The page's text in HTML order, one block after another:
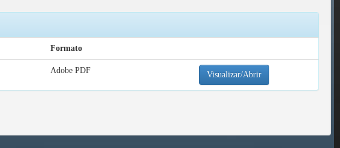
Formato
Adobe PDF Visualizar/Abrir